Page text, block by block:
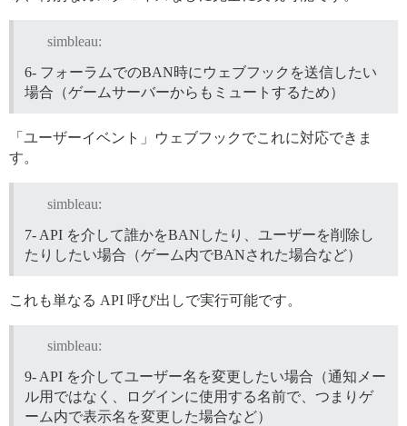
simbleau:
6- フォーラムでのBAN時にウェブフックを送信したい
場合（ゲームサーバーからもミュートするため）
「ユーザーイベント」ウェブフックでこれに対応できま
す。
simbleau:
7- API を介して誰かをBANしたり、ユーザーを削除し
たりしたい場合（ゲーム内でBANされた場合など）
これも単なる API 呼び出しで実行可能です。
simbleau:
9- API を介してユーザー名を変更したい場合（通知メー
ル用ではなく、ログインに使用する名前で、つまりゲ
ーム内で表示名を変更した場合など）